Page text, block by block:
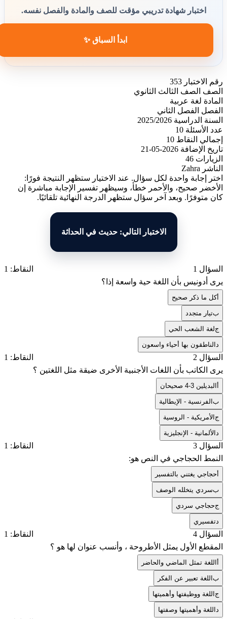
اختبار شهادة تدريبي مؤقت للصف والمادة والفصل نفسه.
ابدأ السباق ✨
رقم الاختبار 353
الصف
الصف الثالث الثانوي
المادة لغة عربية
الفصل
الفصل الثاني
السنة الدراسية 2025/2026
عدد الأسئلة 10
إجمالي النقاط 10
تاريخ الإضافة 2026-05-21
الزيارات 46
الناشر Zahra
اختر إجابة واحدة لكل سؤال. عند الاختيار ستظهر النتيجة فورًا:
الأخضر صحيح، والأحمر خطأ، وسيظهر تفسير الإجابة مباشرة إن
كان متوفرًا. وبعد آخر سؤال ستظهر الدرجة النهائية تلقائيًا.
الاختبار التالي: حديث في الحداثة
السؤال 1
النقاط: 1
يرى أدونيس بأن اللغة حية واسعة إذا؟
كل ما ذكر صحيح
بتيار متجدد
جلغة الشعب الحي
الناطقون بها أحياء واسعون
السؤال 2
النقاط: 1
يرى الكاتب بأن اللغات الأجنبية الأخرى ضيقة مثل اللغتين ؟
البديلين 3-4 صحيحان
بالفرنسية - الإيطالية
جالأمريكية - الروسية
الألمانية - الإنجليزية
السؤال 3
النقاط: 1
النمط الحجاجي في النص هو:
حجاجي يغتني بالتفسير
بسردي يتخلله الوصف
جحجاجي سردي
تفسيري
السؤال 4
النقاط: 1
المقطع الأول يمثل الأطروحة ، وأنسب عنوان لها هو ؟
اللغة تمثل الماضي والحاضر
باللغة تعبير عن الفكر
جاللغة ووظيفتها وأهميتها
اللغة وأهميتها وصفتها